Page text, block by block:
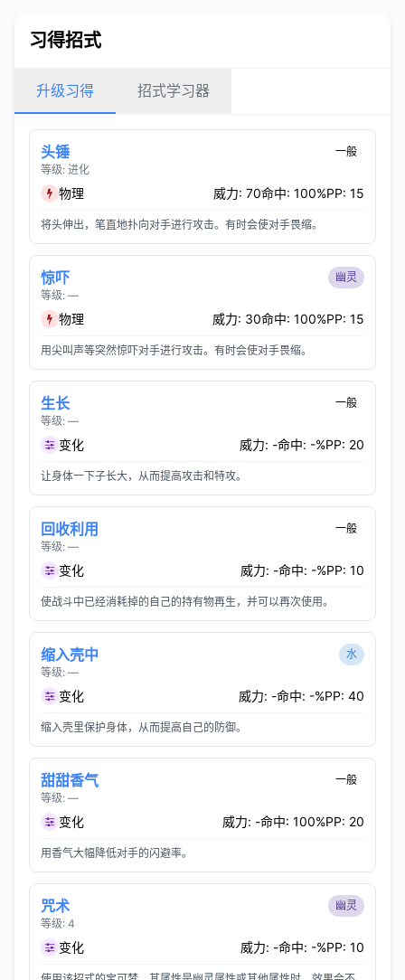
习得招式
升级习得 招式学习器
头锤
等级: 进化
一般
物理 威力: 70命中: 100%PP: 15
将头伸出，笔直地扑向对手进行攻击。有时会使对手畏缩。
惊吓
等级: —
幽灵
物理 威力: 30命中: 100%PP: 15
用尖叫声等突然惊吓对手进行攻击。有时会使对手畏缩。
生长
等级: —
一般
变化 威力: -命中: -%PP: 20
让身体一下子长大，从而提高攻击和特攻。
回收利用
等级: —
一般
变化 威力: -命中: -%PP: 10
使战斗中已经消耗掉的自己的持有物再生，并可以再次使用。
缩入壳中
等级: —
水
变化 威力: -命中: -%PP: 40
缩入壳里保护身体，从而提高自己的防御。
甜甜香气
等级: —
一般
变化 威力: -命中: 100%PP: 20
用香气大幅降低对手的闪避率。
咒术
等级: 4
幽灵
变化 威力: -命中: -%PP: 10